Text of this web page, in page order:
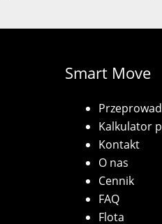
Smart Move
Kalkulator
Kontakt
O nas
Cennik
FAQ
Flota